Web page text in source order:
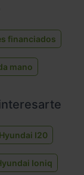
financiados
mano
Hyundai I20
Ioniq